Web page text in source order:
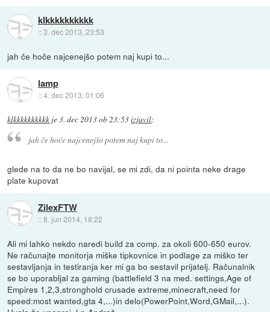
klkkkkkkkkkk
::3. dec 2013, 23:53
jah če hoče najcenejšo potem naj kupi to...
lamp
::4. dec 2013, 01:06
klkkkkkkkkkk je3. dec 2013 ob 23:53izjavil:
jah če hoče najcenejšo potem naj kupi to...
glede na to da ne bo navijal, se mi zdi, da ni pointa neke drage
plate kupovat
ZilexFTW
::8. jun 2014, 18:22
Ali mi lahko nekdo naredi build za comp. za okoli 600-650 eurov.
Ne računajte monitorja miške tipkovnice in podlage za miško ter
sestavljanja in testiranja ker mi ga bo sestavil prijatelj. Računalnik
se bo uporabljal za gaming (battlefield 3 na med. settings,Age of
Empires 1,2,3,stronghold crusade extreme,minecraft,need for
speed:most wanted,gta 4,...)in delo(PowerPoint,Word,GMail,...).